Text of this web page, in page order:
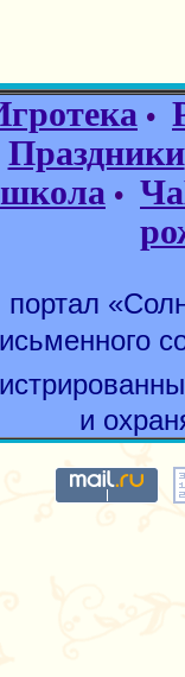
•
Праздники
•
портал
и